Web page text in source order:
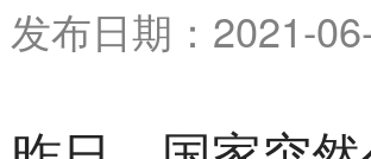
发布日期：2021-